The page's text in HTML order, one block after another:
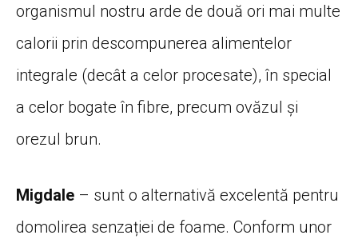
organismul nostru arde de două ori mai multe
calorii prin descompunerea alimentelor
integrale (decât a celor procesate), în special
a celor bogate în fibre, precum ovăzul şi
orezul brun.
Migdale – sunt o alternativă excelentă pentru
domolirea senzației de foame. Conform unor